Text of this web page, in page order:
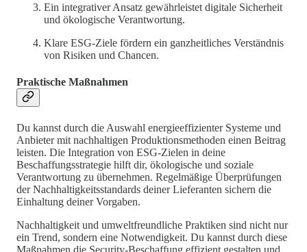
Ein integrativer Ansatz gewährleistet digitale Sicherheit
und ökologische Verantwortung.
Klare ESG-Ziele fördern ein ganzheitliches Verständnis
von Risiken und Chancen.
Praktische Maßnahmen
Du kannst durch die Auswahl energieeffizienter Systeme und
Anbieter mit nachhaltigen Produktionsmethoden einen Beitrag
leisten. Die Integration von ESG-Zielen in deine
Beschaffungsstrategie hilft dir, ökologische und soziale
Verantwortung zu übernehmen. Regelmäßige Überprüfungen
der Nachhaltigkeitsstandards deiner Lieferanten sichern die
Einhaltung deiner Vorgaben.
Nachhaltigkeit und umweltfreundliche Praktiken sind nicht nur
ein Trend, sondern eine Notwendigkeit. Du kannst durch diese
Maßnahmen die Security-Beschaffung effizient gestalten und